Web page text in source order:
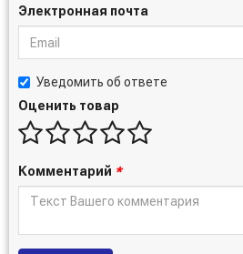
Электронная почта
Уведомить об ответе
Оценить товар
Комментарий *